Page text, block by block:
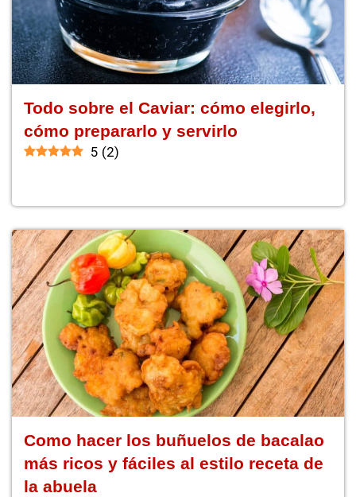
Todo sobre el Caviar: cómo elegirlo,
cómo prepararlo y servirlo
5 (2)
Como hacer los buñuelos de bacalao
más ricos y fáciles al estilo receta de
la abuela